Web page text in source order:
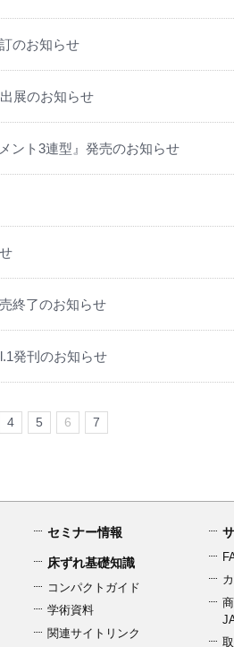
のお知らせ
展のお知らせ
ント3連型』発売のお知らせ
終了のお知らせ
発刊のお知らせ
4 5 6 7
セミナー情報
床ずれ基礎知識
コンパクトガイド
学術資料
関連サイトリンク